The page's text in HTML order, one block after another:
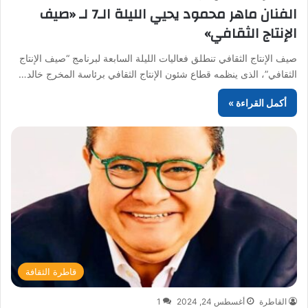
الفنان ماهر محمود يحيي الليلة الـ7 لـ «صيف
الإنتاج الثقافي»
صيف الإنتاج الثقافي تنطلق فعاليات الليلة السابعة لبرنامج “صيف الإنتاج
الثقافي”، الذى ينظمه قطاع شئون الإنتاج الثقافي برئاسة المخرج خالد…
أكمل القراءة »
قاطرة الثقافة
القاطرة أغسطس 24, 2024 1